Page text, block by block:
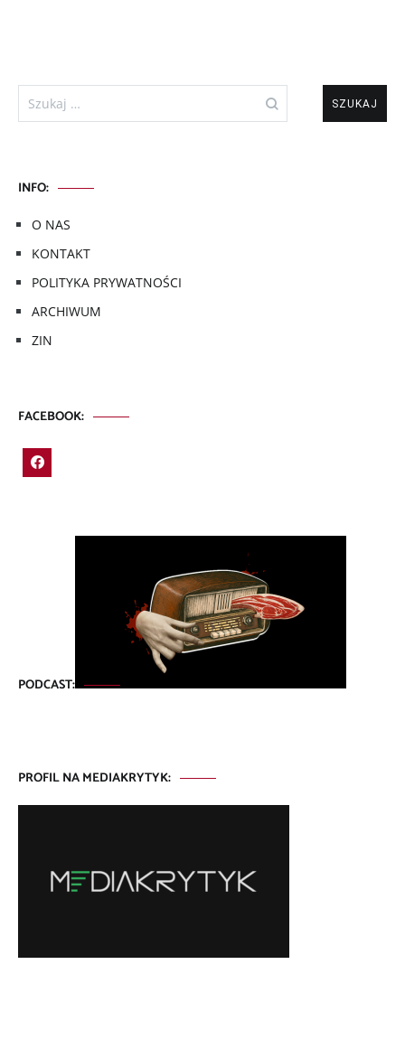
Szukaj:
INFO:
O NAS
KONTAKT
POLITYKA PRYWATNOŚCI
ARCHIWUM
ZIN
FACEBOOK:
PODCAST:
PROFIL NA MEDIAKRYTYK: